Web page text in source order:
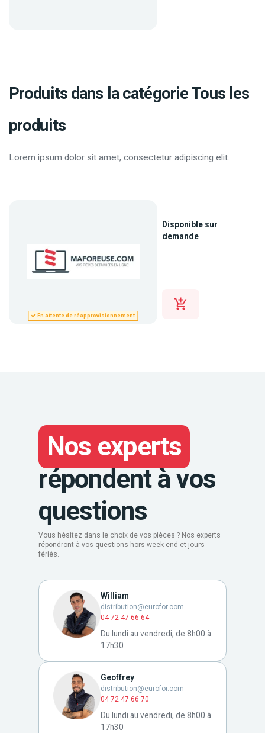
Produits dans la catégorie Tous les
produits
Lorem ipsum dolor sit amet, consectetur adipiscing elit.
En attente de réapprovisionnement
Disponible sur
demande
Nos experts
répondent à vos
questions
Vous hésitez dans le choix de vos pièces ? Nos experts
répondront à vos questions hors week-end et jours
fériés.
William
distribution@eurofor.com
04 72 47 66 64
Du lundi au vendredi, de 8h00 à
17h30
Geoffrey
distribution@eurofor.com
04 72 47 66 70
Du lundi au vendredi, de 8h00 à
17h30